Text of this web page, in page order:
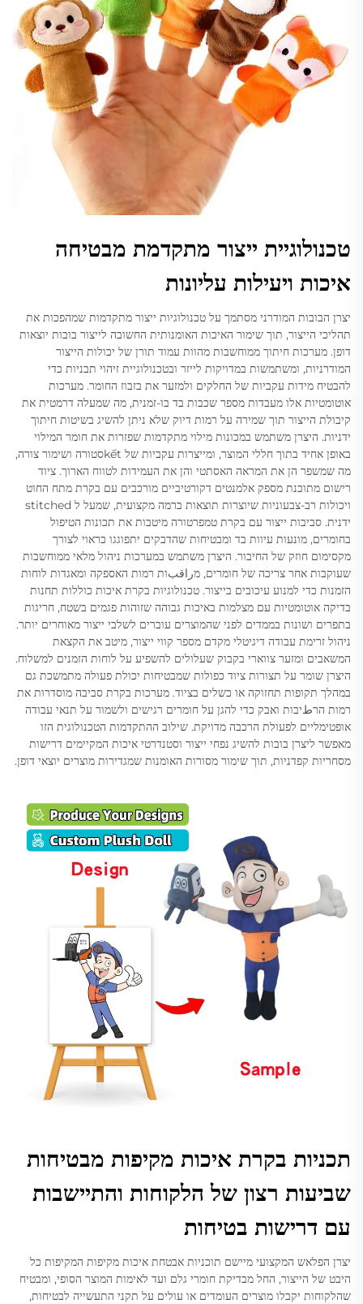
טכנולוגיית ייצור מתקדמת מבטיחה
איכות ויעילות עליונות
יצרן הבובות המודרני מסתמך על טכנולוגיות ייצור מתקדמות שמהפכות את
תהליכי הייצור, תוך שימור האיכות האומנותית החשובה לייצור בובות יוצאות
דופן. מערכות חיתוך ממוחשבות מהוות עמוד תורן של יכולות הייצור
המודרניות, ומשתמשות במדויקות לייזר ובטכנולוגיית זיהוי תבניות כדי
להבטיח מידות עקביות של החלקים ולמזער את בזבוז החומר. מערכות
אוטומטיות אלו מעבדות מספר שכבות בד בו-זמנית, מה שמעלה דרמטית את
קיבולת הייצור תוך שמירה על רמות דיוק שלא ניתן להשיג בשיטות חיתוך
ידניות. היצרן משתמש במכונות מילוי מתקדמות שפזרות את חומר המילוי
באופן אחיד בתוך חללי המוצר, ומייצרות עקביות של kếtסטורה ושימור צורה,
מה שמשפר הן את המראה האסתטי והן את העמידות לטווח הארוך. ציוד
רישום מתוכנת מספק אלמנטים דקורטיביים מורכבים עם בקרת מתח החוט
ויכולות רב-צבעוניות שיוצרות תוצאות ברמה מקצועית, שמעל ל stitched
ידנית. סביבות ייצור עם בקרת טמפרטורה מיטבות את תכונות הטיפול
בחומרים, מונעות עיוות בד ומבטיחות שהדבקים יתפוגגו כראוי לצורך
מקסימום חוזק של החיבור. היצרן משתמש במערכות ניהול מלאי ממוחשבות
שעוקבות אחר צריכה של חומרים, מراقبות רמות האספקה ומאגדות לוחות
הזמנות כדי למנוע עיכובים בייצור. טכנולוגיות בקרת איכות כוללות תחנות
בדיקה אוטומטיות עם מצלמות באיכות גבוהה שזוהות פגמים בשטח, חריגות
בתפרים ושונות בממדים לפני שהמוצרים עוברים לשלבי ייצור מאוחרים יותר.
ניהול זרימת עבודה דיגיטלי מקדם מספר קווי ייצור, מיטב את הקצאת
המשאבים ומזער צווארי בקבוק שעלולים להשפיע על לוחות הזמנים למשלוח.
היצרן שומר על תצורות ציוד כפולות שמבטיחות יכולת פעולה מתמשכת גם
במהלך תקופות תחזוקה או כשלים בציוד. מערכות בקרת סביבה מוסדרות את
רמות הרطיבות ואבק כדי להגן על חומרים רגישים ולשמור על תנאי עבודה
אופטימליים לפעולת הרכבה מדויקת. שילוב ההתקדמות הטכנולוגית הזו
מאפשר ליצרן בובות להשיג נפחי ייצור וסטנדרטי איכות המקיימים דרישות
מסחריות קפדניות, תוך שימור מסורות האומנות שמגדירות מוצרים יוצאי דופן.
תכניות בקרת איכות מקיפות מבטיחות
שביעות רצון של הלקוחות והתיישבות
עם דרישות בטיחות
יצרן הפלאש המקצועי מיישם תוכניות אבטחת איכות מקיפות המקיפות כל
היבט של הייצור, החל מבדיקת חומרי גלם ועד לאימות המוצר הסופי, ומבטיח
שהלקוחות יקבלו מוצרים העומדים או עולים על תקני התעשייה לבטיחות,